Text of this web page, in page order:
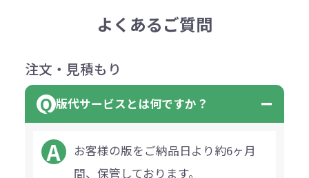
よくあるご質問
注文・見積もり
版代サービスとは何ですか？
お客様の版をご納品日より約6ヶ月
間、保管しております。